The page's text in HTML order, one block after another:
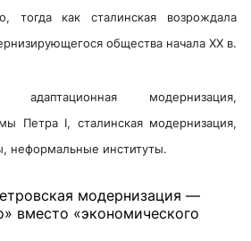
тогда как сталинская возрождала
общества начала XX в.
адаптационная модернизация,
Петра I, сталинская модернизация,
неформальные институты.
модернизация —
вместо «экономического